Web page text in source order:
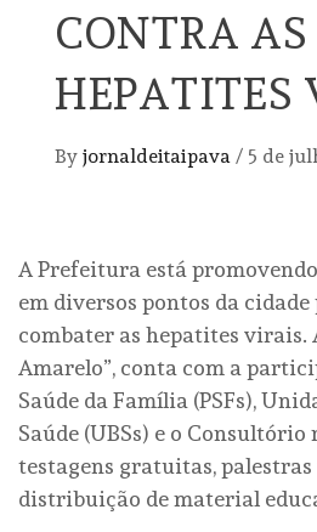
CONTRA AS
HEPATITES
By jornaldeitaipava / 5 de
A Prefeitura está
em diversos pontos da
combater as hepatites virais.
Amarelo”, conta com a
Saúde da Família (PSFs),
Saúde (UBSs) e o Consultório
testagens gratuitas,
distribuição de material